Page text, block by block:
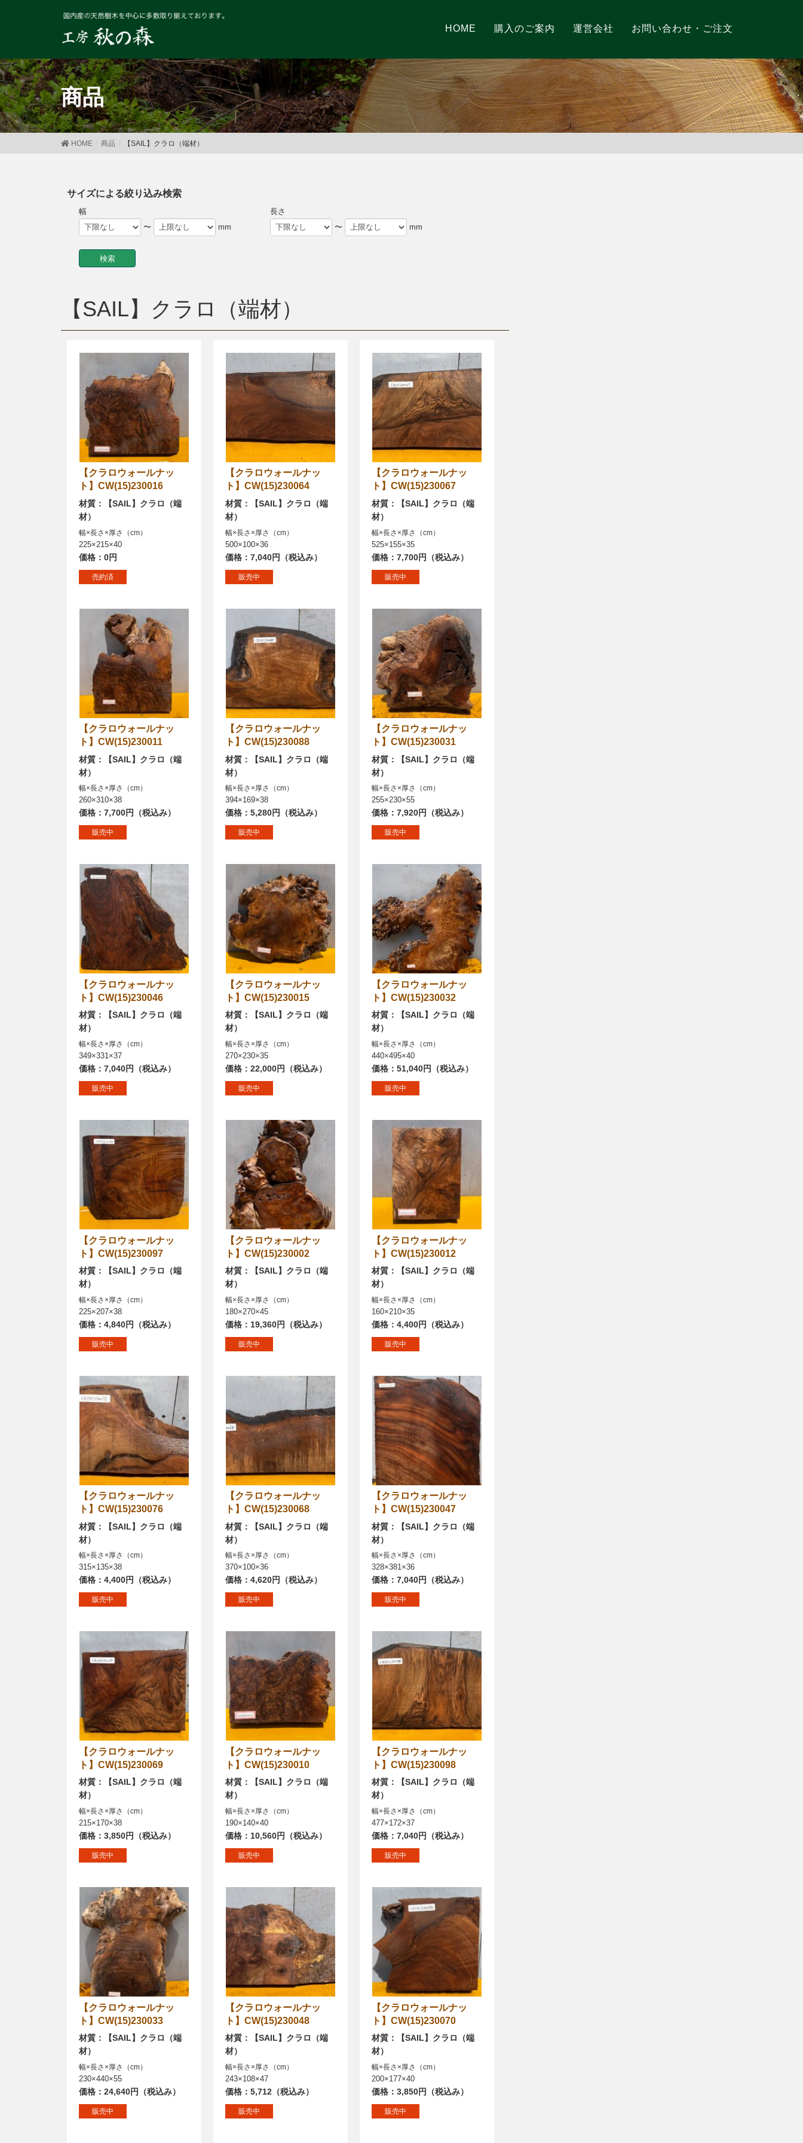
HOME 購入のご案内 運営会社 お問い合わせ・ご注文
商品
HOME 商品 【SAIL】クラロ（端材）
サイズによる絞り込み検索
幅
〜
mm
長さ
〜
mm
【SAIL】クラロ（端材）
【クラロウォールナッ
ト】CW(15)230016
材質：【SAIL】クラロ（端
材）
幅×長さ×厚さ（cm）
225×215×40
価格：0円
売約済
【クラロウォールナッ
ト】CW(15)230064
材質：【SAIL】クラロ（端
材）
幅×長さ×厚さ（cm）
500×100×36
価格：7,040円（税込み）
販売中
【クラロウォールナッ
ト】CW(15)230067
材質：【SAIL】クラロ（端
材）
幅×長さ×厚さ（cm）
525×155×35
価格：7,700円（税込み）
販売中
【クラロウォールナッ
ト】CW(15)230011
材質：【SAIL】クラロ（端
材）
幅×長さ×厚さ（cm）
260×310×38
価格：7,700円（税込み）
販売中
【クラロウォールナッ
ト】CW(15)230088
材質：【SAIL】クラロ（端
材）
幅×長さ×厚さ（cm）
394×169×38
価格：5,280円（税込み）
販売中
【クラロウォールナッ
ト】CW(15)230031
材質：【SAIL】クラロ（端
材）
幅×長さ×厚さ（cm）
255×230×55
価格：7,920円（税込み）
販売中
【クラロウォールナッ
ト】CW(15)230046
材質：【SAIL】クラロ（端
材）
幅×長さ×厚さ（cm）
349×331×37
価格：7,040円（税込み）
販売中
【クラロウォールナッ
ト】CW(15)230015
材質：【SAIL】クラロ（端
材）
幅×長さ×厚さ（cm）
270×230×35
価格：22,000円（税込み）
販売中
【クラロウォールナッ
ト】CW(15)230032
材質：【SAIL】クラロ（端
材）
幅×長さ×厚さ（cm）
440×495×40
価格：51,040円（税込み）
販売中
【クラロウォールナッ
ト】CW(15)230097
材質：【SAIL】クラロ（端
材）
幅×長さ×厚さ（cm）
225×207×38
価格：4,840円（税込み）
販売中
【クラロウォールナッ
ト】CW(15)230002
材質：【SAIL】クラロ（端
材）
幅×長さ×厚さ（cm）
180×270×45
価格：19,360円（税込み）
販売中
【クラロウォールナッ
ト】CW(15)230012
材質：【SAIL】クラロ（端
材）
幅×長さ×厚さ（cm）
160×210×35
価格：4,400円（税込み）
販売中
【クラロウォールナッ
ト】CW(15)230076
材質：【SAIL】クラロ（端
材）
幅×長さ×厚さ（cm）
315×135×38
価格：4,400円（税込み）
販売中
【クラロウォールナッ
ト】CW(15)230068
材質：【SAIL】クラロ（端
材）
幅×長さ×厚さ（cm）
370×100×36
価格：4,620円（税込み）
販売中
【クラロウォールナッ
ト】CW(15)230047
材質：【SAIL】クラロ（端
材）
幅×長さ×厚さ（cm）
328×381×36
価格：7,040円（税込み）
販売中
【クラロウォールナッ
ト】CW(15)230069
材質：【SAIL】クラロ（端
材）
幅×長さ×厚さ（cm）
215×170×38
価格：3,850円（税込み）
販売中
【クラロウォールナッ
ト】CW(15)230010
材質：【SAIL】クラロ（端
材）
幅×長さ×厚さ（cm）
190×140×40
価格：10,560円（税込み）
販売中
【クラロウォールナッ
ト】CW(15)230098
材質：【SAIL】クラロ（端
材）
幅×長さ×厚さ（cm）
477×172×37
価格：7,040円（税込み）
販売中
【クラロウォールナッ
ト】CW(15)230033
材質：【SAIL】クラロ（端
材）
幅×長さ×厚さ（cm）
230×440×55
価格：24,640円（税込み）
販売中
【クラロウォールナッ
ト】CW(15)230048
材質：【SAIL】クラロ（端
材）
幅×長さ×厚さ（cm）
243×108×47
価格：5,712（税込み）
販売中
【クラロウォールナッ
ト】CW(15)230070
材質：【SAIL】クラロ（端
材）
幅×長さ×厚さ（cm）
200×177×40
価格：3,850円（税込み）
販売中